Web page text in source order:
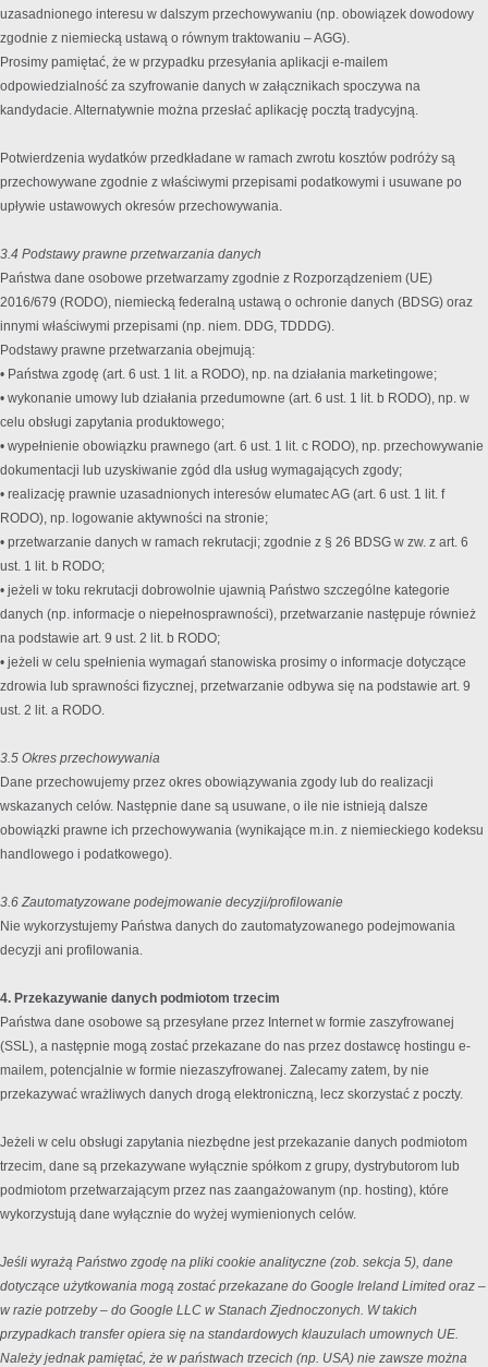
uzasadnionego interesu w dalszym przechowywaniu (np. obowiązek dowodowy
zgodnie z niemiecką ustawą o równym traktowaniu – AGG).
Prosimy pamiętać, że w przypadku przesyłania aplikacji e-mailem
odpowiedzialność za szyfrowanie danych w załącznikach spoczywa na
kandydacie. Alternatywnie można przesłać aplikację pocztą tradycyjną.
Potwierdzenia wydatków przedkładane w ramach zwrotu kosztów podróży są
przechowywane zgodnie z właściwymi przepisami podatkowymi i usuwane po
upływie ustawowych okresów przechowywania.
3.4 Podstawy prawne przetwarzania danych
Państwa dane osobowe przetwarzamy zgodnie z Rozporządzeniem (UE)
2016/679 (RODO), niemiecką federalną ustawą o ochronie danych (BDSG) oraz
innymi właściwymi przepisami (np. niem. DDG, TDDDG).
Podstawy prawne przetwarzania obejmują:
• Państwa zgodę (art. 6 ust. 1 lit. a RODO), np. na działania marketingowe;
• wykonanie umowy lub działania przedumowne (art. 6 ust. 1 lit. b RODO), np. w
celu obsługi zapytania produktowego;
• wypełnienie obowiązku prawnego (art. 6 ust. 1 lit. c RODO), np. przechowywanie
dokumentacji lub uzyskiwanie zgód dla usług wymagających zgody;
• realizację prawnie uzasadnionych interesów elumatec AG (art. 6 ust. 1 lit. f
RODO), np. logowanie aktywności na stronie;
• przetwarzanie danych w ramach rekrutacji; zgodnie z § 26 BDSG w zw. z art. 6
ust. 1 lit. b RODO;
• jeżeli w toku rekrutacji dobrowolnie ujawnią Państwo szczególne kategorie
danych (np. informacje o niepełnosprawności), przetwarzanie następuje również
na podstawie art. 9 ust. 2 lit. b RODO;
• jeżeli w celu spełnienia wymagań stanowiska prosimy o informacje dotyczące
zdrowia lub sprawności fizycznej, przetwarzanie odbywa się na podstawie art. 9
ust. 2 lit. a RODO.
3.5 Okres przechowywania
Dane przechowujemy przez okres obowiązywania zgody lub do realizacji
wskazanych celów. Następnie dane są usuwane, o ile nie istnieją dalsze
obowiązki prawne ich przechowywania (wynikające m.in. z niemieckiego kodeksu
handlowego i podatkowego).
3.6 Zautomatyzowane podejmowanie decyzji/profilowanie
Nie wykorzystujemy Państwa danych do zautomatyzowanego podejmowania
decyzji ani profilowania.
4. Przekazywanie danych podmiotom trzecim
Państwa dane osobowe są przesyłane przez Internet w formie zaszyfrowanej
(SSL), a następnie mogą zostać przekazane do nas przez dostawcę hostingu e-
mailem, potencjalnie w formie niezaszyfrowanej. Zalecamy zatem, by nie
przekazywać wrażliwych danych drogą elektroniczną, lecz skorzystać z poczty.
Jeżeli w celu obsługi zapytania niezbędne jest przekazanie danych podmiotom
trzecim, dane są przekazywane wyłącznie spółkom z grupy, dystrybutorom lub
podmiotom przetwarzającym przez nas zaangażowanym (np. hosting), które
wykorzystują dane wyłącznie do wyżej wymienionych celów.
Jeśli wyrażą Państwo zgodę na pliki cookie analityczne (zob. sekcja 5), dane
dotyczące użytkowania mogą zostać przekazane do Google Ireland Limited oraz –
w razie potrzeby – do Google LLC w Stanach Zjednoczonych. W takich
przypadkach transfer opiera się na standardowych klauzulach umownych UE.
Należy jednak pamiętać, że w państwach trzecich (np. USA) nie zawsze można